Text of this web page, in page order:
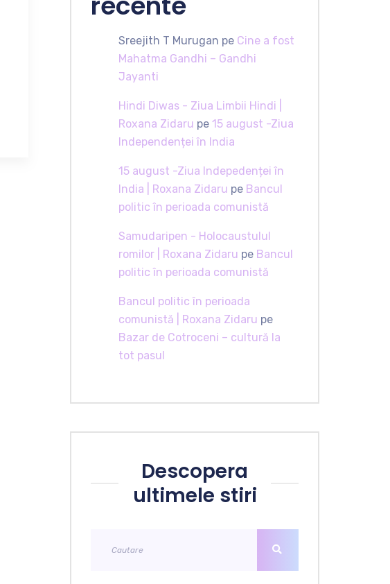
Sreejith T Murugan pe Cine a fost
Mahatma Gandhi – Gandhi
Jayanti
Hindi Diwas - Ziua Limbii Hindi |
Roxana Zidaru pe 15 august -Ziua
Independenței în India
15 august -Ziua Indepedenței în
India | Roxana Zidaru pe Bancul
politic în perioada comunistă
Samudaripen - Holocaustulul
romilor | Roxana Zidaru pe Bancul
politic în perioada comunistă
Bancul politic în perioada
comunistă | Roxana Zidaru pe
Bazar de Cotroceni – cultură la
tot pasul
Descopera
ultimele stiri